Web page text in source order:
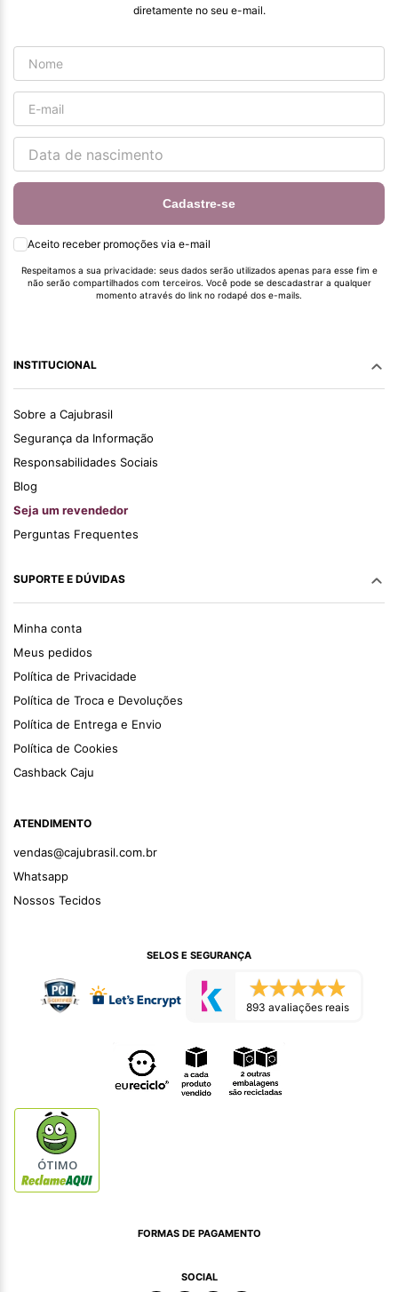
diretamente no seu e-mail.
Cadastre-se
Aceito receber promoções via e-mail
Respeitamos a sua privacidade: seus dados serão utilizados apenas para esse fim e
não serão compartilhados com terceiros. Você pode se descadastrar a qualquer
momento através do link no rodapé dos e-mails.
INSTITUCIONAL
Sobre a Cajubrasil
Segurança da Informação
Responsabilidades Sociais
Blog
Seja um revendedor
Perguntas Frequentes
SUPORTE E DÚVIDAS
Minha conta
Meus pedidos
Política de Privacidade
Política de Troca e Devoluções
Política de Entrega e Envio
Política de Cookies
Cashback Caju
ATENDIMENTO
vendas@cajubrasil.com.br
Whatsapp
Nossos Tecidos
SELOS E SEGURANÇA
893 avaliações reais
ÓTIMO
FORMAS DE PAGAMENTO
SOCIAL